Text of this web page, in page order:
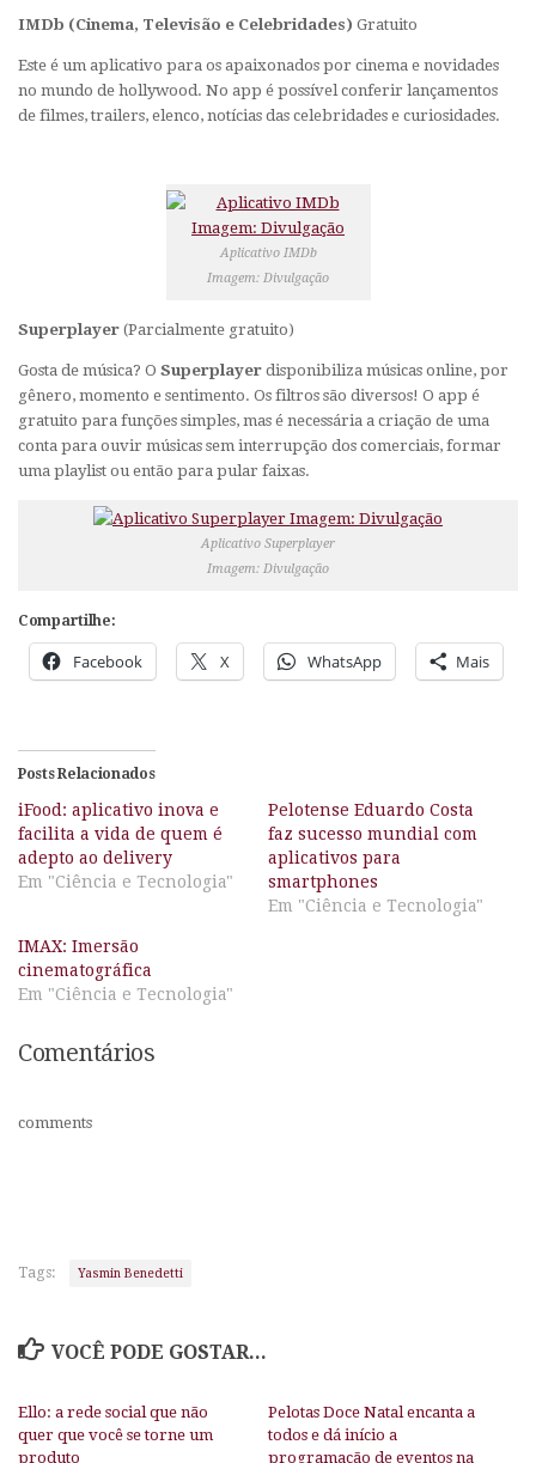
IMDb (Cinema, Televisão e Celebridades) Gratuito
Este é um aplicativo para os apaixonados por cinema e novidades
no mundo de hollywood. No app é possível conferir lançamentos
de filmes, trailers, elenco, notícias das celebridades e curiosidades.
Aplicativo IMDb
Imagem: Divulgação
Superplayer (Parcialmente gratuito)
Gosta de música? O Superplayer disponibiliza músicas online, por
gênero, momento e sentimento. Os filtros são diversos! O app é
gratuito para funções simples, mas é necessária a criação de uma
conta para ouvir músicas sem interrupção dos comerciais, formar
uma playlist ou então para pular faixas.
Aplicativo Superplayer
Imagem: Divulgação
Compartilhe:
Facebook X WhatsApp Mais
Posts Relacionados
iFood: aplicativo inova e
facilita a vida de quem é
adepto ao delivery
Em "Ciência e Tecnologia"
Pelotense Eduardo Costa
faz sucesso mundial com
aplicativos para
smartphones
Em "Ciência e Tecnologia"
IMAX: Imersão
cinematográfica
Em "Ciência e Tecnologia"
Comentários
comments
Tags: Yasmin Benedetti
VOCÊ PODE GOSTAR...
Ello: a rede social que não
quer que você se torne um
produto
Pelotas Doce Natal encanta a
todos e dá início a
programação de eventos na